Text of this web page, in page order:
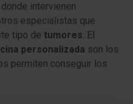
donde intervienen
especialistas que
tipo de tumores. El
personalizada son los
permiten conseguir los